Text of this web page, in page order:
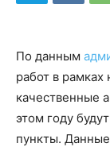
По данным
работ в
качественные
этом году
пункты.